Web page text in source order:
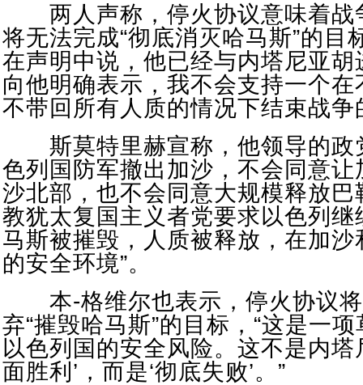
两人声称，停火协议意味着战
将无法完成“彻底消灭哈马斯”的目
在声明中说，他已经与内塔尼亚胡
向他明确表示，我不会支持一个
不带回所有人质的情况下结束战争
斯莫特里赫宣称，他领导的政
色列国防军撤出加沙，不会同意
沙北部，也不会同意大规模释放
教犹太复国主义者党要求以色列继
马斯被摧毁，人质被释放，在加
的安全环境”。
本-格维尔也表示，停火协议将
弃“摧毁哈马斯”的目标，“这是一
以色列国的安全风险。这不是内塔
面胜利’，而是‘彻底失败’。”